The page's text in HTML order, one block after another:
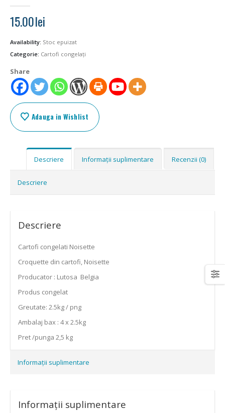
15.00lei
Availability: Stoc epuizat
Categorie: Cartofi congelați
Share
Adauga in Wishlist
Descriere Informații suplimentare Recenzii (0)
Descriere
Descriere
Cartofi congelati Noisette
Croquette din cartofi, Noisette
Producator : Lutosa Belgia
Produs congelat
Greutate: 2.5kg / png
Ambalaj bax : 4 x 2.5kg
Pret /punga 2,5 kg
Informații suplimentare
Informații suplimentare